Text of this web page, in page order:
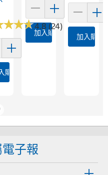
★★★
★★★4.8 (24)
購物車
加入購物車 加入購物
子報